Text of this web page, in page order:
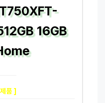
16GB
품 ]